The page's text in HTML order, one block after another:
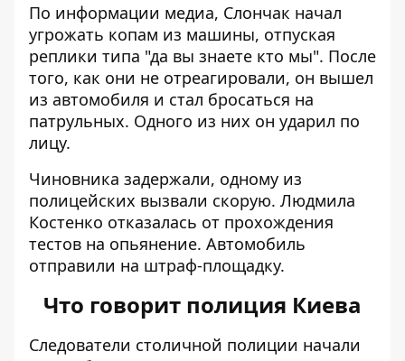
По информации медиа, Слончак начал
угрожать копам из машины, отпуская
реплики типа "да вы знаете кто мы". После
того, как они не отреагировали, он вышел
из автомобиля и стал бросаться на
патрульных. Одного из них он ударил по
лицу.
Чиновника задержали, одному из
полицейских вызвали скорую. Людмила
Костенко отказалась от прохождения
тестов на опьянение. Автомобиль
отправили на штраф-площадку.
Что говорит полиция Киева
Следователи столичной полиции начали